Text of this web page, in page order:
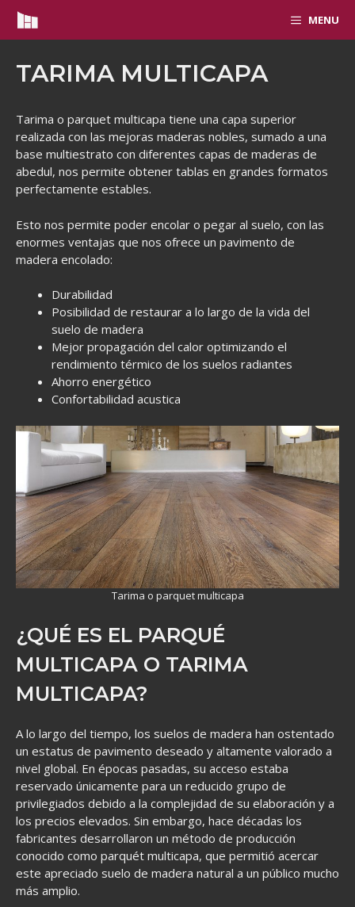
MENU
TARIMA MULTICAPA
Tarima o parquet multicapa tiene una capa superior
realizada con las mejoras maderas nobles, sumado a una
base multiestrato con diferentes capas de maderas de
abedul, nos permite obtener tablas en grandes formatos
perfectamente estables.
Esto nos permite poder encolar o pegar al suelo, con las
enormes ventajas que nos ofrece un pavimento de
madera encolado:
Durabilidad
Posibilidad de restaurar a lo largo de la vida del
suelo de madera
Mejor propagación del calor optimizando el
rendimiento térmico de los suelos radiantes
Ahorro energético
Confortabilidad acustica
Tarima o parquet multicapa
¿QUÉ ES EL PARQUÉ
MULTICAPA O TARIMA
MULTICAPA?
A lo largo del tiempo, los suelos de madera han ostentado
un estatus de pavimento deseado y altamente valorado a
nivel global. En épocas pasadas, su acceso estaba
reservado únicamente para un reducido grupo de
privilegiados debido a la complejidad de su elaboración y a
los precios elevados. Sin embargo, hace décadas los
fabricantes desarrollaron un método de producción
conocido como parquét multicapa, que permitió acercar
este apreciado suelo de madera natural a un público mucho
más amplio.